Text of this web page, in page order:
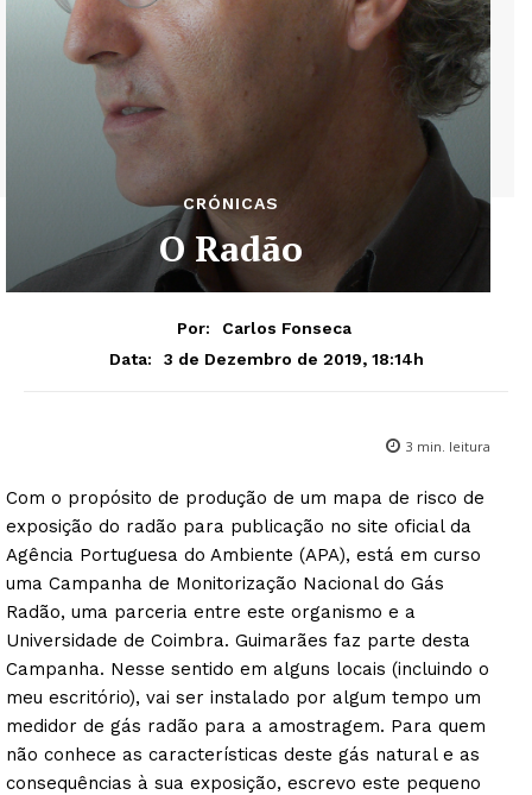
CRÓNICAS
O Radão
Por:
Carlos Fonseca
Data:
3 de Dezembro de 2019, 18:14h
3 min. leitura
Com o propósito de produção de um mapa de risco de
exposição do radão para publicação no site oficial da
Agência Portuguesa do Ambiente (APA), está em curso
uma Campanha de Monitorização Nacional do Gás
Radão, uma parceria entre este organismo e a
Universidade de Coimbra. Guimarães faz parte desta
Campanha. Nesse sentido em alguns locais (incluindo o
meu escritório), vai ser instalado por algum tempo um
medidor de gás radão para a amostragem. Para quem
não conhece as características deste gás natural e as
consequências à sua exposição, escrevo este pequeno